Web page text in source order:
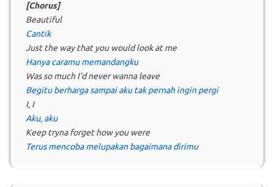
[Chorus]
Beautiful
Cantik
Just the way that you would look at me
Hanya caramu memandangku
Was so much I’d never wanna leave
Begitu berharga sampai aku tak pernah ingin pergi
I, I
Aku, aku
Keep tryna forget how you were
Terus mencoba melupakan bagaimana dirimu